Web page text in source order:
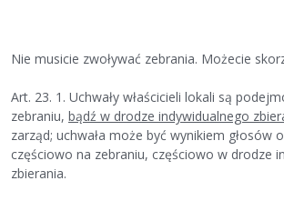
Nie musicie zwoływać zebrania. Możecie
Art. 23. 1. Uchwały właścicieli lokali są
zebraniu, bądź w drodze indywidualnego
zarząd; uchwała może być wynikiem głosów
częściowo na zebraniu, częściowo w drodze
zbierania.